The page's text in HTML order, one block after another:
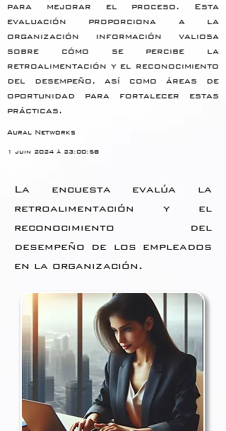
para mejorar el proceso. Esta
evaluación proporciona a la
organización información valiosa
sobre cómo se percibe la
retroalimentación y el reconocimiento
del desempeño, así como áreas de
oportunidad para fortalecer estas
prácticas.
Aural Networks
1 juin 2024 à 23:00:58
La encuesta evalúa la
retroalimentación y el
reconocimiento del
desempeño de los empleados
en la organización.